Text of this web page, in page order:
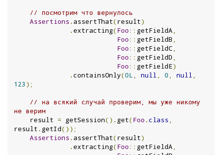
// посмотрим что вернулось
Assertions .assertThat(result)
.extracting(Foo:: getFieldA,
Foo:: getFieldB ,
Foo:: getFieldC,
Foo:: getFieldD ,
Foo:: getFieldE)
.containsOnly(0L , null, 0 , null,
123 );
// на всякий случай проверим, мы уже никому
не верим
    result
= getSession(). get(Foo .class ,
result . getId());
Assertions .assertThat(result)
.extracting(Foo:: getFieldA,